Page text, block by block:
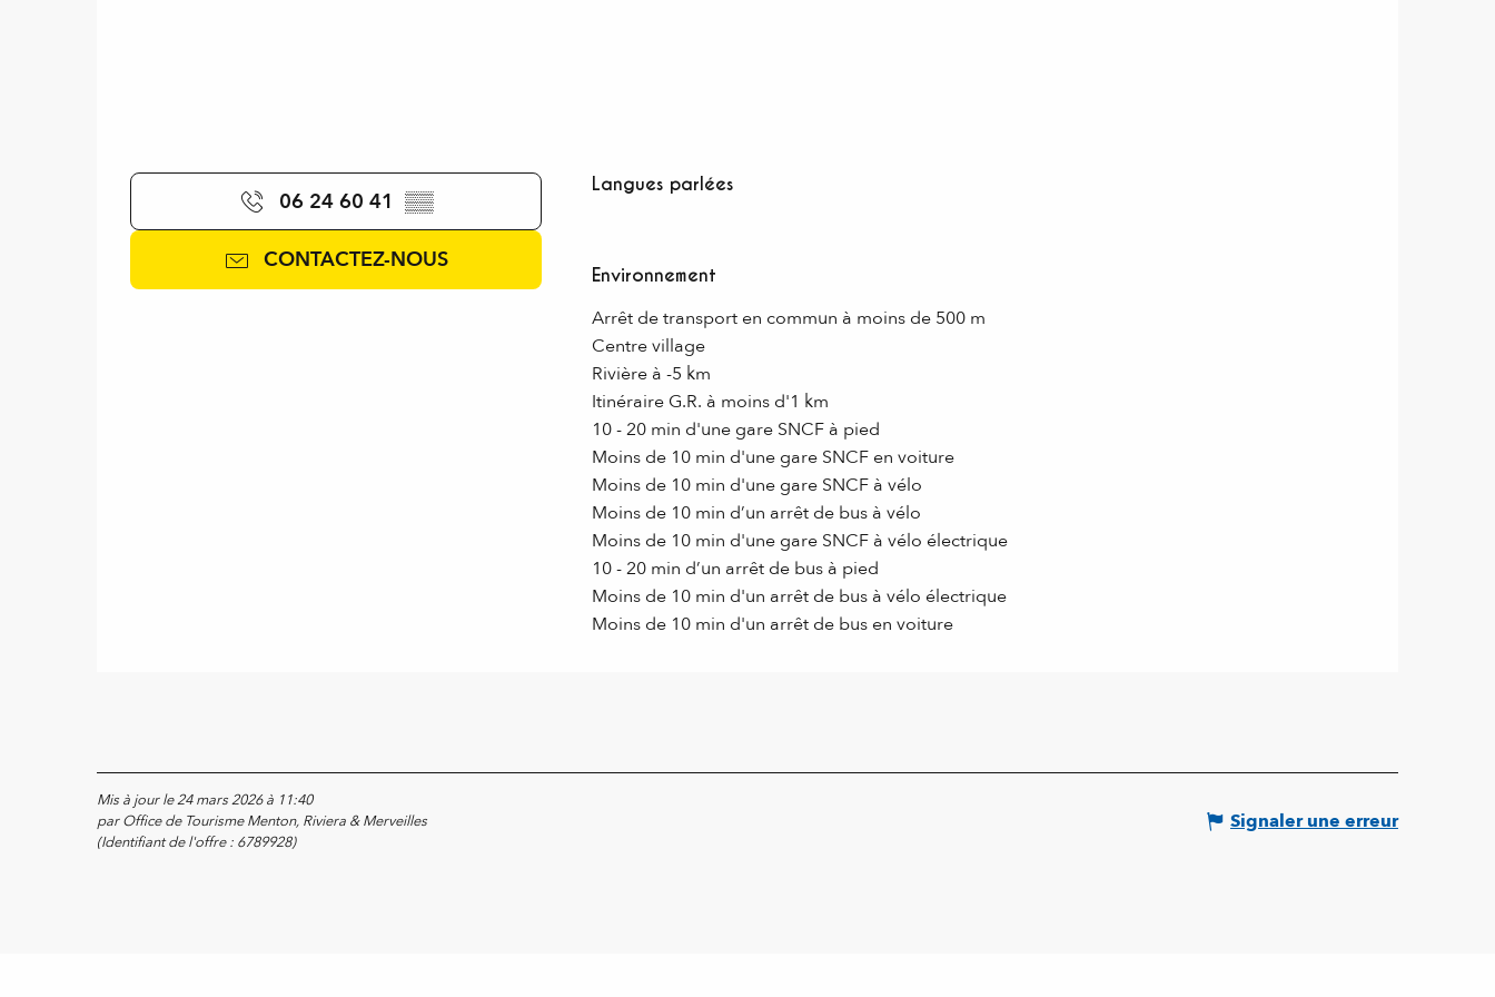
06 24 60 41 ▒▒
CONTACTEZ-NOUS
Langues parlées
Langues parlées
Environnement
Environnement
Arrêt de transport en commun à moins de 500 m
Centre village
Rivière à -5 km
Itinéraire G.R. à moins d'1 km
10 - 20 min d'une gare SNCF à pied
Moins de 10 min d'une gare SNCF en voiture
Moins de 10 min d'une gare SNCF à vélo
Moins de 10 min d’un arrêt de bus à vélo
Moins de 10 min d'une gare SNCF à vélo électrique
10 - 20 min d’un arrêt de bus à pied
Moins de 10 min d'un arrêt de bus à vélo électrique
Moins de 10 min d'un arrêt de bus en voiture
Mis à jour le 24 mars 2026 à 11:40
par Office de Tourisme Menton, Riviera & Merveilles
(Identifiant de l'offre : 6789928)
Signaler une erreur